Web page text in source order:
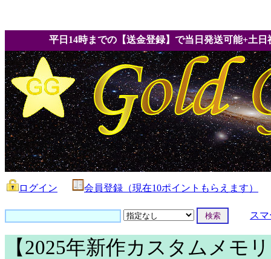
平日14時までの【送金登録】で当日発送可能+土日
ログイン 会員登録（現在10ポイントもらえます）
ス
【2025年新作カスタムメモ